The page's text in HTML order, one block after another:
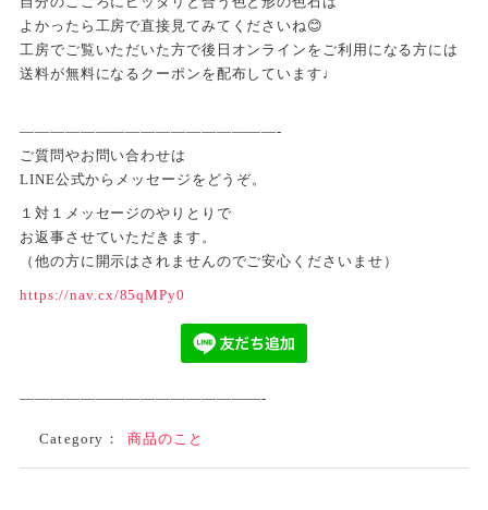
よかったら工房で直接見てみてくださいね😊
工房でご覧いただいた方で後日オンラインをご利用になる方には
送料が無料になるクーポンを配布しています♩
—————————————————-
ご質問やお問い合わせは
LINE公式からメッセージをどうぞ。
１対１メッセージのやりとりで
お返事させていただきます。
（他の方に開示はされませんのでご安心くださいませ）
https://nav.cx/85qMPy0
————————————————-
Category： 商品のこと